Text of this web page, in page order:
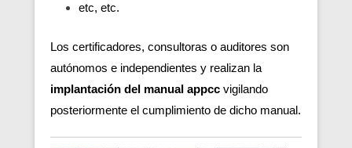
etc, etc.
Los certificadores, consultoras o auditores son
autónomos e independientes y realizan la
implantación del manual appcc vigilando
posteriormente el cumplimiento de dicho manual.